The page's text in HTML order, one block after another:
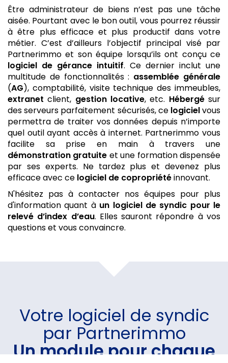
Être administrateur de biens n’est pas une tâche
aisée. Pourtant avec le bon outil, vous pourrez réussir
à être plus efficace et plus productif dans votre
métier. C’est d’ailleurs l’objectif principal visé par
Partnerimmo et son équipe lorsqu’ils ont conçu ce
logiciel de gérance intuitif. Ce dernier inclut une
multitude de fonctionnalités : assemblée générale
(AG), comptabilité, visite technique des immeubles,
extranet client, gestion locative, etc. Hébergésur
des serveurs parfaitement sécurisés, ce logicielvous
permettra de traiter vos données depuis n’importe
quel outil ayant accès à internet. Partnerimmo vous
facilite sa prise en main à travers une
démonstration gratuite et une formation dispensée
par ses experts. Ne tardez plus et devenez plus
efficace avec ce logiciel de copropriétéinnovant.
N'hésitez pas à contacter nos équipes pour plus
d'information quant à un logiciel de syndic pour le
relevé d’index d’eau. Elles sauront répondre à vos
questions et vous convaincre.
Votre logiciel de syndic
par Partnerimmo
Un module pour chaque